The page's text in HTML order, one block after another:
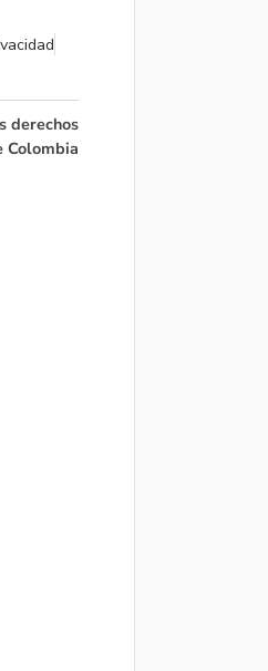
derechos
Colombia